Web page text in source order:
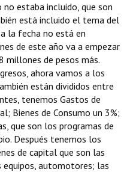
estaba incluido, que son
está incluido el tema del
la fecha no está en
de este año va a empezar
millones de pesos más.
ahora vamos a los
están divididos entre
tenemos Gastos de
Bienes de Consumo un 3%;
que son los programas de
Después tenemos los
de capital que son las
equipos, automotores; las